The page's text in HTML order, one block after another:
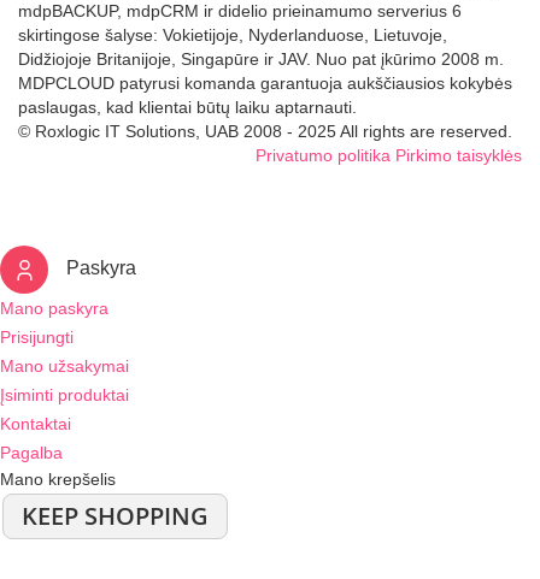
mdpBACKUP, mdpCRM ir didelio prieinamumo serverius 6
skirtingose šalyse: Vokietijoje, Nyderlanduose, Lietuvoje,
Didžiojoje Britanijoje, Singapūre ir JAV. Nuo pat įkūrimo 2008 m.
MDPCLOUD patyrusi komanda garantuoja aukščiausios kokybės
paslaugas, kad klientai būtų laiku aptarnauti.
© Roxlogic IT Solutions, UAB 2008 - 2025 All rights are reserved.
Privatumo politika Pirkimo taisyklės
Paskyra
Mano paskyra
Prisijungti
Mano užsakymai
Įsiminti produktai
Kontaktai
Pagalba
Mano krepšelis
KEEP SHOPPING